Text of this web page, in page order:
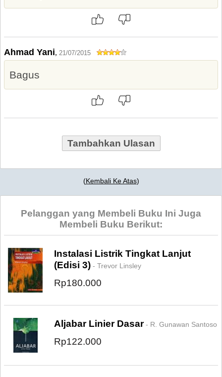
Ahmad Yani, 21/07/2015
Bagus
Tambahkan Ulasan
(Kembali Ke Atas)
Pelanggan yang Membeli Buku Ini Juga
Membeli Buku Berikut:
Instalasi Listrik Tingkat Lanjut
(Edisi 3) - Trevor Linsley
Rp180.000
Aljabar Linier Dasar- R. Gunawan Santoso
Rp122.000